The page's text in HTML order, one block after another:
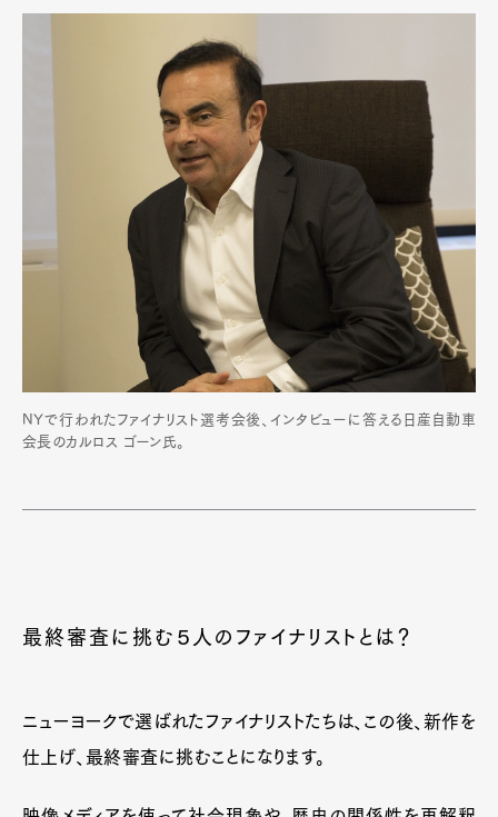
NYで行われたファイナリスト選考会後、インタビューに答える日産自動車
会長のカルロス ゴーン氏。
最終審査に挑む５人のファイナリストとは？
ニューヨークで選ばれたファイナリストたちは、この後、新作を
仕上げ、最終審査に挑むことになります。